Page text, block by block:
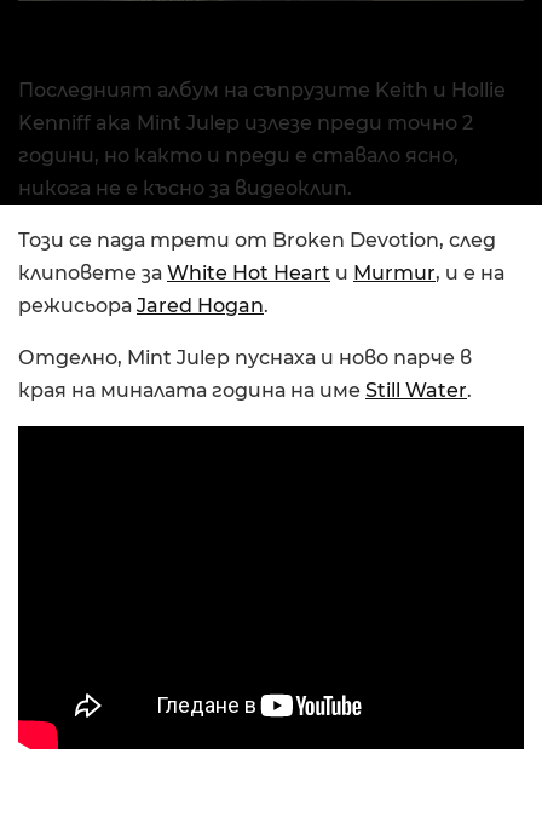
Последният албум на съпрузите Keith и Hollie
Kenniff aka Mint Julep излезе преди точно 2
години, но както и преди е ставало ясно,
никога не е късно за видеоклип.
Този се пада трети от Broken Devotion, след
клиповете за White Hot Heart и Murmur, и е на
режисьора Jared Hogan.
Отделно, Mint Julep пуснаха и ново парче в
края на миналата година на име Still Water.